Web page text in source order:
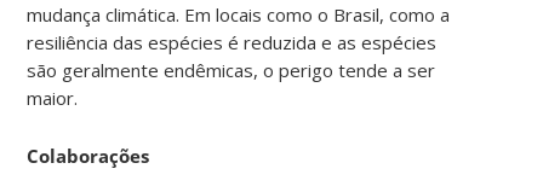
mudança climática. Em locais como o Brasil, como a
resiliência das espécies é reduzida e as espécies
são geralmente endêmicas, o perigo tende a ser
maior.
Colaborações